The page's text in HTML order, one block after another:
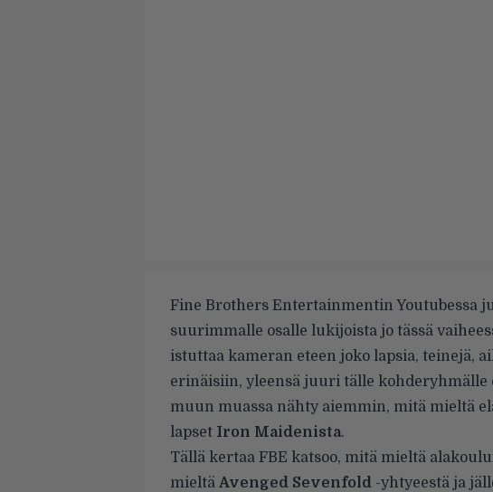
Fine Brothers Entertainmentin Youtubessa
suurimmalle osalle lukijoista jo tässä
istuttaa kameran eteen joko lapsia, teinejä,
erinäisiin, yleensä juuri tälle kohderyhmälle
muun muassa nähty aiemmin, mitä mieltä
lapset Iron Maidenista.
Tällä kertaa FBE katsoo, mitä mieltä
mieltä Avenged Sevenfold -yhtyeestä ja